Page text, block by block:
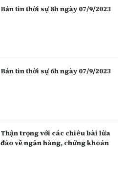
Bản tin thời sự 8h ngày 07/9/2023
Bản tin thời sự 6h ngày 07/9/2023
Thận trọng với các chiêu bài lừa
đảo về ngân hàng, chứng khoán